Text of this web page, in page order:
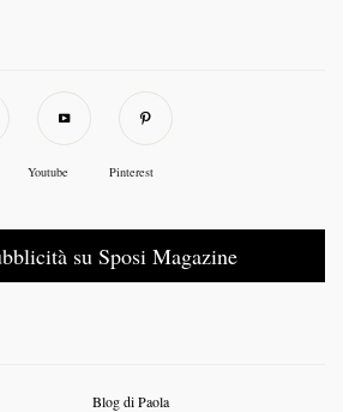
Youtube Pinterest
su Sposi Magazine
Blog di Paola